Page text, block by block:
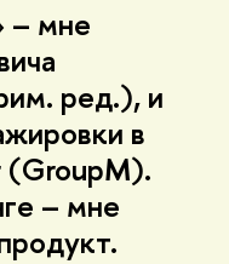
– мне
ред.), и
в
(GroupM).
– мне